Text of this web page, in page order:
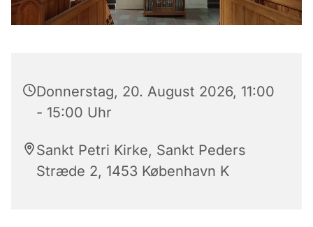
Donnerstag, 20. August 2026, 11:00
- 15:00 Uhr
Sankt Petri Kirke, Sankt Peders
Stræde 2, 1453 København K